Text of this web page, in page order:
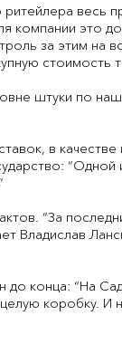
весь
компании это
за этим на
стоимость
штуки по
в качестве
“Одной
“За
Владислав
конца: “На
целую коробку.